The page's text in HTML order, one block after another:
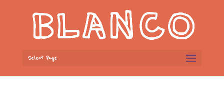
Select Page